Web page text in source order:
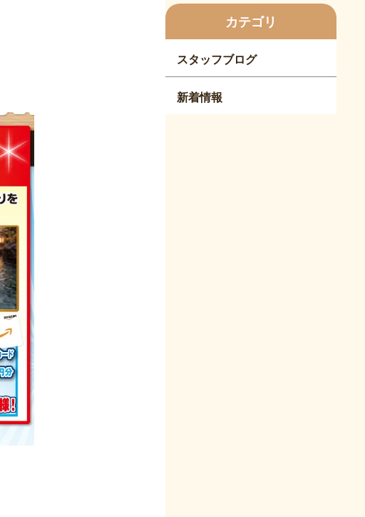
カテゴリ
スタッフブログ
新着情報